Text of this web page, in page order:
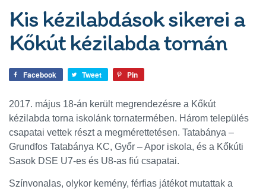
Kis kézilabdások sikerei a
Kőkút kézilabda tornán
Facebook Tweet Pin
2017. május 18-án került megrendezésre a Kőkút
kézilabda torna iskolánk tornatermében. Három település
csapatai vettek részt a megmérettetésen. Tatabánya –
Grundfos Tatabánya KC, Győr – Apor iskola, és a Kőkúti
Sasok DSE U7-es és U8-as fiú csapatai.
Színvonalas, olykor kemény, férfias játékot mutattak a